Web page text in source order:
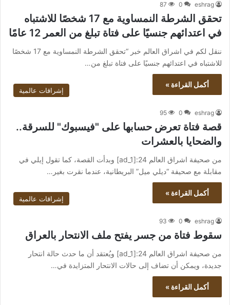
eshrag
0
87
تحقق الشرطة النمساوية مع 17 شخصًا للاشتباه
في اعتدائهم جنسيًا على فتاة تبلغ من العمر 12 عامًا
ننقل لكم في اشراق العالم خبر “تحقق الشرطة النمساوية مع 17 شخصًا
للاشتباه في اعتدائهم جنسيًا على فتاة تبلغ من…
أكمل القراءة »
إشراقات عالمية
eshrag
0
95
قصة فتاة تعرض حسابها على "فيسبوك" للسرقة..
والضحايا بالعشرات
من صحيفة اشراق العالم 24:[ad_1] وبدأت القصة، كما تقول إيلي في
مقابلة مع صحيفة “ديلي ميل” البريطانية، عندما نقرت بغير…
أكمل القراءة »
إشراقات عالمية
eshrag
0
93
سقوط فتاة من جسر يفتح ملف الانتحار بالعراق
من صحيفة اشراق العالم 24:[ad_1] ويُعتقد أن ما حدث حالة انتحار
جديدة، ويمكن أن تضاف إلى حالات الانتحار المتزايدة في…
أكمل القراءة »